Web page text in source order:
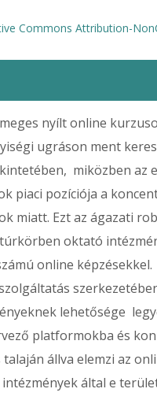
Commons Attribution-
nyílt online
ugráson ment
miközben az
piaci pozíciója a
miatt. Ezt az ágazati
oktató
online
lehetősége
platformokba és
talaján állva elemzi az
által e